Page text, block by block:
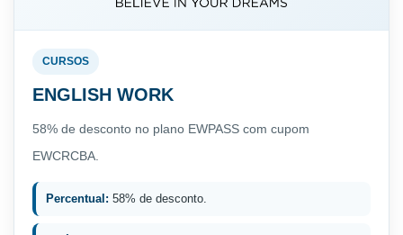
CURSOS
ENGLISH WORK
58% de desconto no plano EWPASS com cupom
EWCRCBA.
Percentual: 58% de desconto.